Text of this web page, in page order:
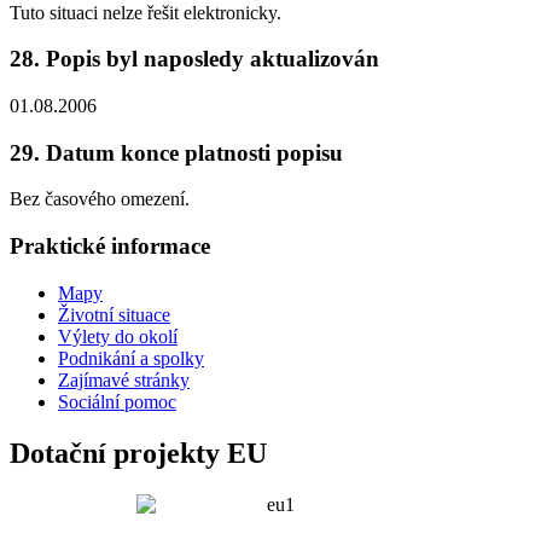
Tuto situaci nelze řešit elektronicky.
28. Popis byl naposledy aktualizován
01.08.2006
29. Datum konce platnosti popisu
Bez časového omezení.
Praktické informace
Mapy
Životní situace
Výlety do okolí
Podnikání a spolky
Zajímavé stránky
Sociální pomoc
Dotační projekty EU